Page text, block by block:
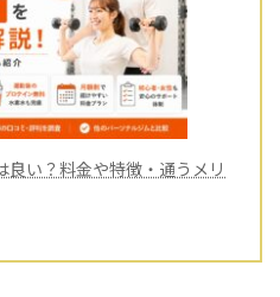
い？料金や特徴・通うメリ